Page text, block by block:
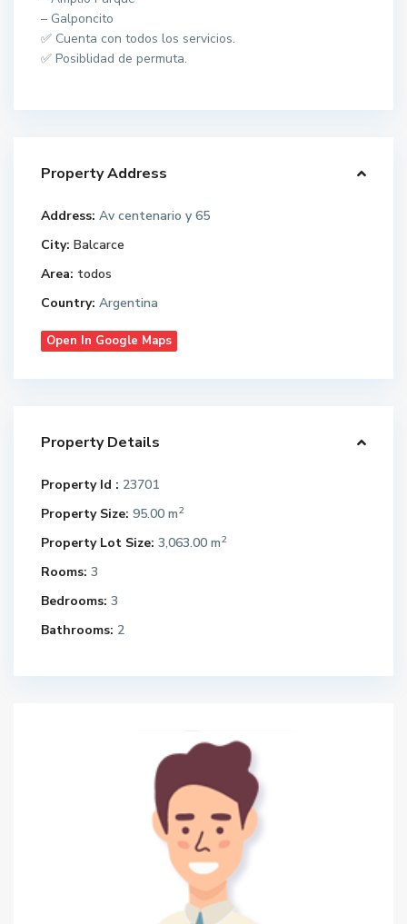
– Galponcito
✅ Cuenta con todos los servicios.
✅ Posiblidad de permuta.
Property Address
Address: Av centenario y 65
City: Balcarce
Area: todos
Country: Argentina
Open In Google Maps
Property Details
Property Id : 23701
Property Size: 95.00 m2
Property Lot Size: 3,063.00 m2
Rooms: 3
Bedrooms: 3
Bathrooms: 2